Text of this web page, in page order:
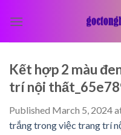
Kết hợp 2 màu
trí nội
Published March 5, 2024
trắng trong việc trang trí